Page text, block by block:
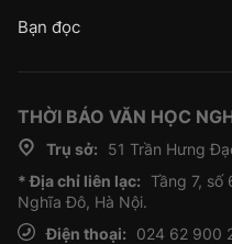
Bạn đọc
THỜI BÁO VĂN HỌC
Trụ sở:
51 Trần Hưng
* Địa chỉ liên lạc: Tầng 7, số
Nghĩa Đô, Hà Nội.
Điện thoại:
024 62 900